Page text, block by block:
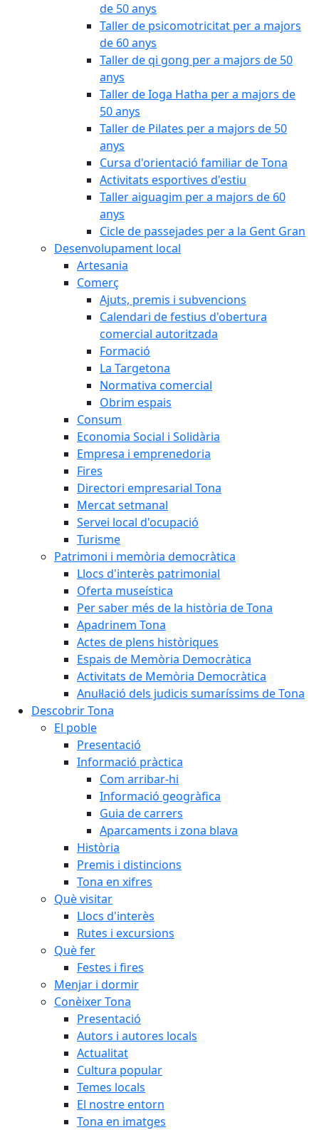
de 50 anys
Taller de psicomotricitat per a majors
de 60 anys
Taller de qi gong per a majors de 50
anys
Taller de Ioga Hatha per a majors de
50 anys
Taller de Pilates per a majors de 50
anys
Cursa d'orientació familiar de Tona
Activitats esportives d'estiu
Taller aiguagim per a majors de 60
anys
Cicle de passejades per a la Gent Gran
Desenvolupament local
Artesania
Comerç
Ajuts, premis i subvencions
Calendari de festius d'obertura
comercial autoritzada
Formació
La Targetona
Normativa comercial
Obrim espais
Consum
Economia Social i Solidària
Empresa i emprenedoria
Fires
Directori empresarial Tona
Mercat setmanal
Servei local d'ocupació
Turisme
Patrimoni i memòria democràtica
Llocs d'interès patrimonial
Oferta museística
Per saber més de la història de Tona
Apadrinem Tona
Actes de plens històriques
Espais de Memòria Democràtica
Activitats de Memòria Democràtica
Anul·lació dels judicis sumaríssims de Tona
Descobrir Tona
El poble
Presentació
Informació pràctica
Com arribar-hi
Informació geogràfica
Guia de carrers
Aparcaments i zona blava
Història
Premis i distincions
Tona en xifres
Què visitar
Llocs d'interès
Rutes i excursions
Què fer
Festes i fires
Menjar i dormir
Conèixer Tona
Presentació
Autors i autores locals
Actualitat
Cultura popular
Temes locals
El nostre entorn
Tona en imatges